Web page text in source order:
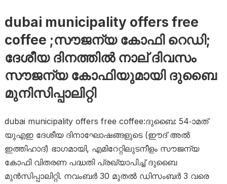
dubai municipality offers free
coffee ;സൗജന്യ കോഫി റെഡി;
ദേശീയ ദിനത്തിൽ നാല് ദിവസം
സൗജന്യ കോഫിയുമായി ദുബൈ
മുനിസിപ്പാലിറ്റി
dubai municipality offers free coffee:ദുബൈ: 54-ാമത്
യുഎഇ ദേശീയ ദിനാഘോഷങ്ങളുടെ (ഈദ് അൽ
ഇത്തിഹാദ്) ഭാഗമായി, എമിറേറ്റിലുടനീളം സൗജന്യ
കോഫി വിതരണ പദ്ധതി പ്രഖ്യാപിച്ച് ദുബൈ
മുൻസിപ്പാലിറ്റി. നവംബർ 30 മുതൽ ഡിസംബർ 3 വരെ